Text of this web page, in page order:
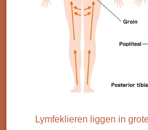
Lymfeklieren liggen in